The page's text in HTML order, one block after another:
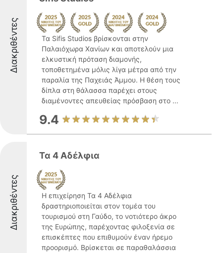
Διακριθέντες
Τα Sifis Studios βρίσκονται στην
Παλαιόχωρα Χανίων και αποτελούν μια
ελκυστική πρόταση διαμονής,
τοποθετημένα μόλις λίγα μέτρα από την
παραλία της Παχειάς Άμμου. Η θέση τους
δίπλα στη θάλασσα παρέχει στους
διαμένοντες απευθείας πρόσβαση στο ...
9.4
Διακριθέντες
Τα 4 Αδέλφια
Η επιχείρηση Τα 4 Αδέλφια
δραστηριοποιείται στον τομέα του
τουρισμού στη Γαύδο, το νοτιότερο άκρο
της Ευρώπης, παρέχοντας φιλοξενία σε
επισκέπτες που επιθυμούν έναν ήρεμο
προορισμό. Βρίσκεται σε παραθαλάσσια